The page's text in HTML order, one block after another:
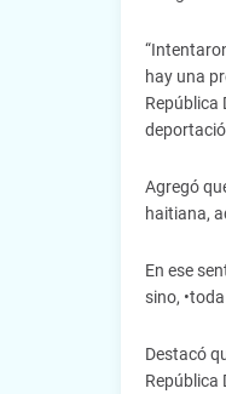
hay una
República
Agregó
haitiana,
En ese
sino,
Destacó
República